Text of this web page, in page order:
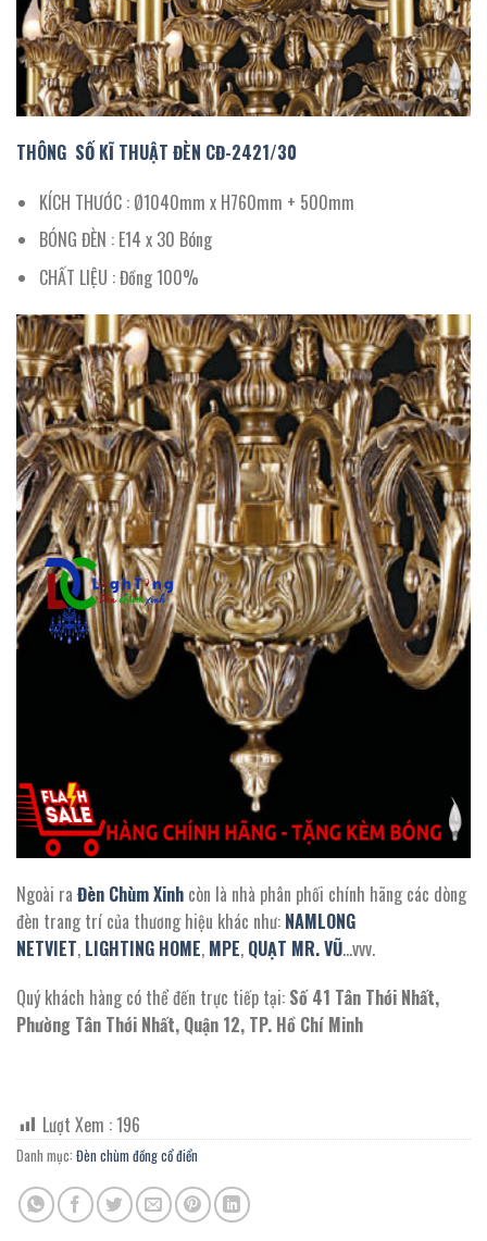
THÔNG SỐ KĨ THUẬT ĐÈN CĐ-2421/30
KÍCH THƯỚC : Ø1040mm x H760mm + 500mm
BÓNG ĐÈN : E14 x 30 Bóng
CHẤT LIỆU : Đồng 100%
Ngoài ra Đèn Chùm Xinh còn là nhà phân phối chính hãng các dòng
đèn trang trí của thương hiệu khác như: NAMLONG
NETVIET, LIGHTING HOME, MPE, QUẠT MR. VŨ…vvv.
Quý khách hàng có thể đến trực tiếp tại: Số 41 Tân Thới Nhất,
Phường Tân Thới Nhất, Quận 12, TP. Hồ Chí Minh
Lượt Xem :196
Danh mục: Đèn chùm đồng cổ điển